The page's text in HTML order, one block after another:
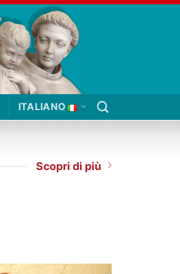
ITALIANO
Scopri di più